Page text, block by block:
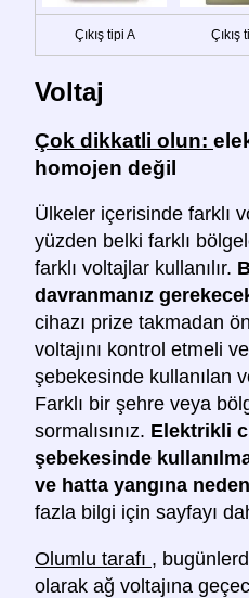
Çıkış tipi A Çıkış
Voltaj
Çok dikkatli olun:
homojen değil
Ülkeler içerisinde farklı
yüzden belki farklı
farklı voltajlar kullanılır.
davranmanız
cihazı prize takmadan
voltajını kontrol etmeli
şebekesinde kullanılan
Farklı bir şehre veya
sormalısınız. Elektrikli
şebekesinde
ve hatta yangına
fazla bilgi için sayfayı
Olumlu tarafı ,
olarak ağ voltajına